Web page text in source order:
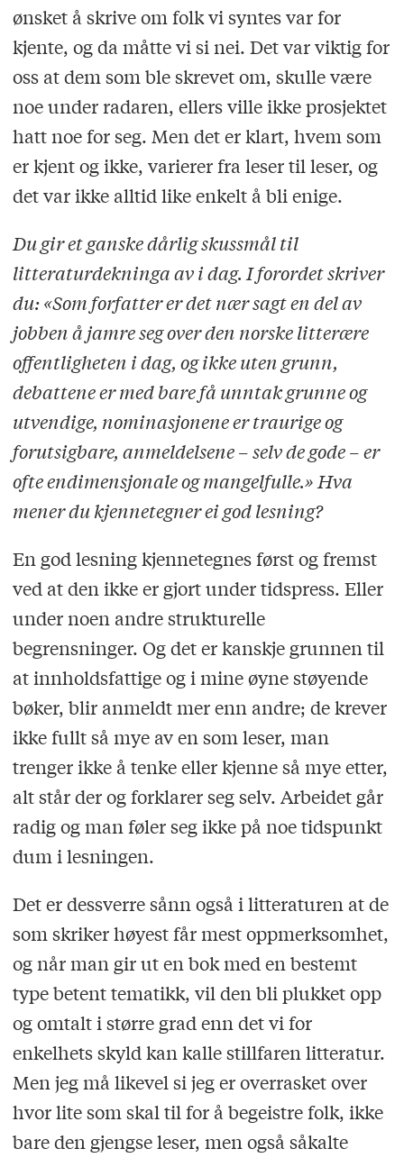
ønsket å skrive om folk vi syntes var for
kjente, og da måtte vi si nei. Det var viktig for
oss at dem som ble skrevet om, skulle være
noe under radaren, ellers ville ikke prosjektet
hatt noe for seg. Men det er klart, hvem som
er kjent og ikke, varierer fra leser til leser, og
det var ikke alltid like enkelt å bli enige.
Du gir et ganske dårlig skussmål til
litteraturdekninga av i dag. I forordet skriver
du: «Som forfatter er det nær sagt en del av
jobben å jamre seg over den norske litterære
offentligheten i dag, og ikke uten grunn,
debattene er med bare få unntak grunne og
utvendige, nominasjonene er traurige og
forutsigbare, anmeldelsene – selv de gode – er
ofte endimensjonale og mangelfulle.» Hva
mener du kjennetegner ei god lesning?
En god lesning kjennetegnes først og fremst
ved at den ikke er gjort under tidspress. Eller
under noen andre strukturelle
begrensninger. Og det er kanskje grunnen til
at innholdsfattige og i mine øyne støyende
bøker, blir anmeldt mer enn andre; de krever
ikke fullt så mye av en som leser, man
trenger ikke å tenke eller kjenne så mye etter,
alt står der og forklarer seg selv. Arbeidet går
radig og man føler seg ikke på noe tidspunkt
dum i lesningen.
Det er dessverre sånn også i litteraturen at de
som skriker høyest får mest oppmerksomhet,
og når man gir ut en bok med en bestemt
type betent tematikk, vil den bli plukket opp
og omtalt i større grad enn det vi for
enkelhets skyld kan kalle stillfaren litteratur.
Men jeg må likevel si jeg er overrasket over
hvor lite som skal til for å begeistre folk, ikke
bare den gjengse leser, men også såkalte